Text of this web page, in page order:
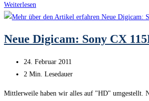
Weiterlesen
Gadget:
1.
Neue Digicam: Sony CX
Beitrag
veröffentlicht:
24. Februar 2011
Lesedauer:
2 Min. Lesedauer
Mittlerweile haben wir alles auf "HD" umgestellt.